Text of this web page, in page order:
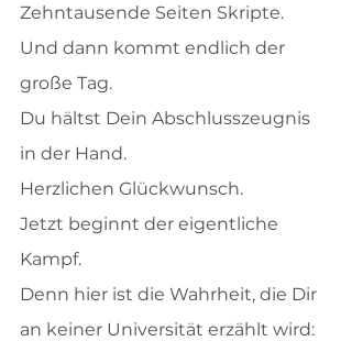
Zehntausende Seiten Skripte.
Und dann kommt endlich der
große Tag.
Du hältst Dein Abschlusszeugnis
in der Hand.
Herzlichen Glückwunsch.
Jetzt beginnt der eigentliche
Kampf.
Denn hier ist die Wahrheit, die Dir
an keiner Universität erzählt wird: